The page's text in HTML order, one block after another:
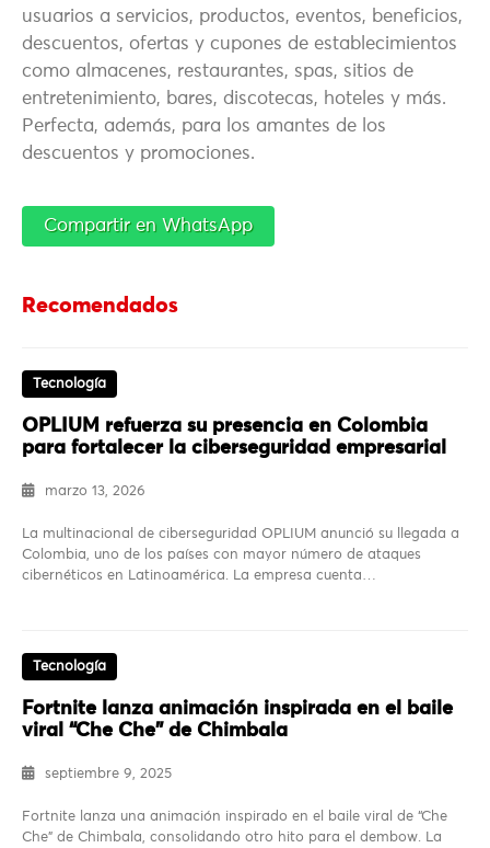
usuarios a servicios, productos, eventos, beneficios,
descuentos, ofertas y cupones de establecimientos
como almacenes, restaurantes, spas, sitios de
entretenimiento, bares, discotecas, hoteles y más.
Perfecta, además, para los amantes de los
descuentos y promociones.
Compartir en WhatsApp
Recomendados
Tecnología
OPLIUM refuerza su presencia en Colombia
para fortalecer la ciberseguridad empresarial
marzo 13, 2026
La multinacional de ciberseguridad OPLIUM anunció su llegada a
Colombia, uno de los países con mayor número de ataques
cibernéticos en Latinoamérica. La empresa cuenta…
Tecnología
Fortnite lanza animación inspirada en el baile
viral “Che Che” de Chimbala
septiembre 9, 2025
Fortnite lanza una animación inspirado en el baile viral de “Che
Che” de Chimbala, consolidando otro hito para el dembow. La